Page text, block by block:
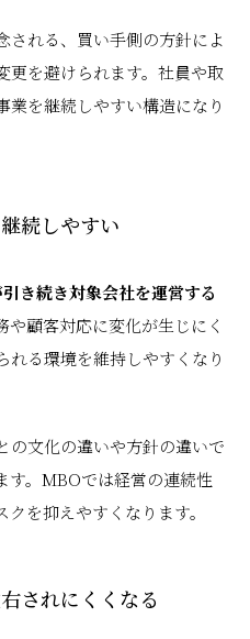
される、買い手側の方針によ
更を避けられます。社員や取
業を継続しやすい構造になり
続しやすい
き続き対象会社を運営する
や顧客対応に変化が生じにく
れる環境を維持しやすくなり
の文化の違いや方針の違いで
す。MBOでは経営の連続性
を抑えやすくなります。
されにくくなる